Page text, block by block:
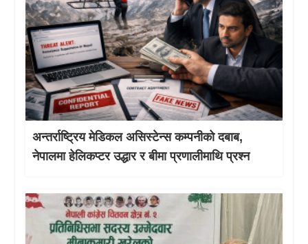
अन्तर्राष्ट्रिय मेडिकल असिस्टेन्स कम्पनीको दबाब,
नेपालमा हेलिकप्टर उद्धार र बीमा प्रणालीमाथि प्रश्न